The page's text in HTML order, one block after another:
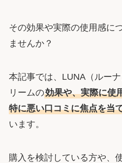
その効果や実際の使用感に
ませんか？
本記事では、LUNA（ルー
リームの効果や、実際に使
特に悪い口コミに焦点を当
います。
購入を検討している方や、